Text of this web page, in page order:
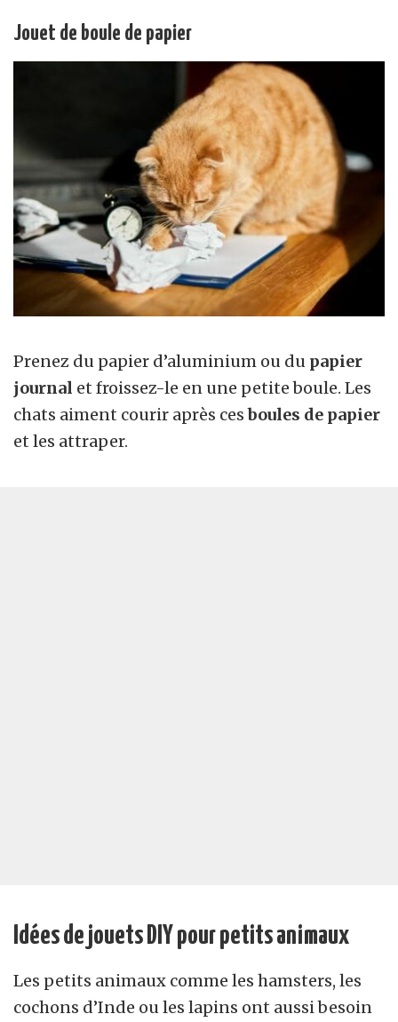
Jouet de boule de papier
Prenez du papier d’aluminium ou du papier
journal et froissez-le en une petite boule. Les
chats aiment courir après cesboules de papier
et les attraper.
Idées de jouets DIY pour petits animaux
Les petits animaux comme les hamsters, les
cochons d’Inde ou les lapins ont aussi besoin